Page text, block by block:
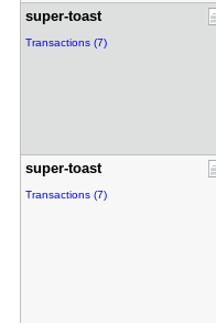
super-toas​t
Transactions (7)
super-toas​t
Transactions (7)